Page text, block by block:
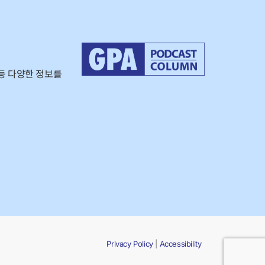
다양한 정보를
Privacy Policy| Accessibility